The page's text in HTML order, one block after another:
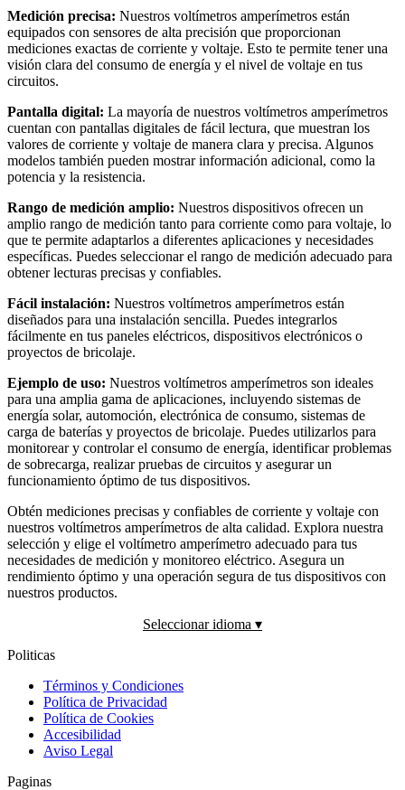
Medición precisa: Nuestros voltímetros amperímetros están
equipados con sensores de alta precisión que proporcionan
mediciones exactas de corriente y voltaje. Esto te permite tener una
visión clara del consumo de energía y el nivel de voltaje en tus
circuitos.
Pantalla digital: La mayoría de nuestros voltímetros amperímetros
cuentan con pantallas digitales de fácil lectura, que muestran los
valores de corriente y voltaje de manera clara y precisa. Algunos
modelos también pueden mostrar información adicional, como la
potencia y la resistencia.
Rango de medición amplio: Nuestros dispositivos ofrecen un
amplio rango de medición tanto para corriente como para voltaje, lo
que te permite adaptarlos a diferentes aplicaciones y necesidades
específicas. Puedes seleccionar el rango de medición adecuado para
obtener lecturas precisas y confiables.
Fácil instalación: Nuestros voltímetros amperímetros están
diseñados para una instalación sencilla. Puedes integrarlos
fácilmente en tus paneles eléctricos, dispositivos electrónicos o
proyectos de bricolaje.
Ejemplo de uso: Nuestros voltímetros amperímetros son ideales
para una amplia gama de aplicaciones, incluyendo sistemas de
energía solar, automoción, electrónica de consumo, sistemas de
carga de baterías y proyectos de bricolaje. Puedes utilizarlos para
monitorear y controlar el consumo de energía, identificar problemas
de sobrecarga, realizar pruebas de circuitos y asegurar un
funcionamiento óptimo de tus dispositivos.
Obtén mediciones precisas y confiables de corriente y voltaje con
nuestros voltímetros amperímetros de alta calidad. Explora nuestra
selección y elige el voltímetro amperímetro adecuado para tus
necesidades de medición y monitoreo eléctrico. Asegura un
rendimiento óptimo y una operación segura de tus dispositivos con
nuestros productos.
Seleccionar idioma ▾
Politicas
Términos y Condiciones
Política de Privacidad
Política de Cookies
Accesibilidad
Aviso Legal
Paginas